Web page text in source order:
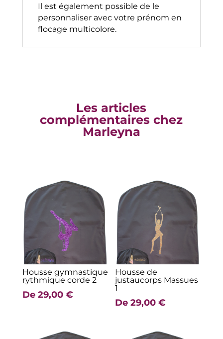
Il est également possible de le
personnaliser avec votre prénom en
flocage multicolore.
Les articles
complémentaires chez
Marleyna
Housse gymnastique
rythmique corde 2
De 29,00 €
Housse de
justaucorps Massues
1
De29,00€